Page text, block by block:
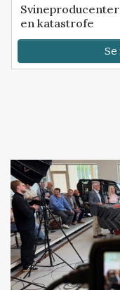
en katastrofe